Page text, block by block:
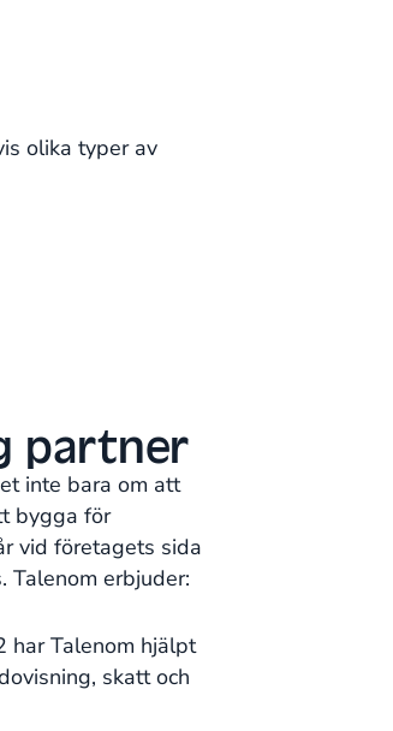
olika typer av
partner
inte bara om att
bygga för
vid företagets sida
Talenom erbjuder:
har Talenom hjälpt
skatt och